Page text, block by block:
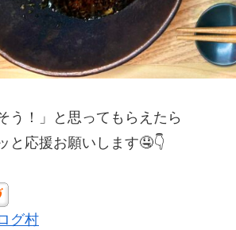
う！」と思ってもらえたら
と応援お願いします🤤👇
グ村